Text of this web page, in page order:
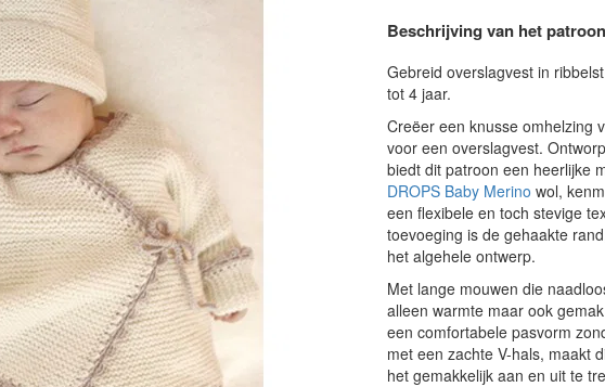
Beschrijving van het patroon
Gebreid overslagvest in
tot 4 jaar.
Creëer een knusse omhelzing
voor een overslagvest.
biedt dit patroon een heerlijke
DROPS Baby Merino wol,
een flexibele en toch stevige
toevoeging is de gehaakte
het algehele ontwerp.
Met lange mouwen die
alleen warmte maar ook
een comfortabele pasvorm
met een zachte V-hals, maakt
het gemakkelijk aan en uit te